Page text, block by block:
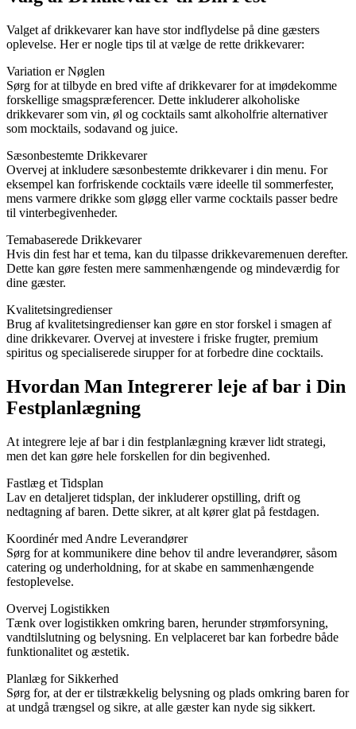
Valget af drikkevarer kan have stor indflydelse på dine gæsters
oplevelse. Her er nogle tips til at vælge de rette drikkevarer:
Variation er Nøglen
Sørg for at tilbyde en bred vifte af drikkevarer for at imødekomme
forskellige smagspræferencer. Dette inkluderer alkoholiske
drikkevarer som vin, øl og cocktails samt alkoholfrie alternativer
som mocktails, sodavand og juice.
Sæsonbestemte Drikkevarer
Overvej at inkludere sæsonbestemte drikkevarer i din menu. For
eksempel kan forfriskende cocktails være ideelle til sommerfester,
mens varmere drikke som gløgg eller varme cocktails passer bedre
til vinterbegivenheder.
Temabaserede Drikkevarer
Hvis din fest har et tema, kan du tilpasse drikkevaremenuen derefter.
Dette kan gøre festen mere sammenhængende og mindeværdig for
dine gæster.
Kvalitetsingredienser
Brug af kvalitetsingredienser kan gøre en stor forskel i smagen af
dine drikkevarer. Overvej at investere i friske frugter, premium
spiritus og specialiserede sirupper for at forbedre dine cocktails.
Hvordan Man Integrerer leje af bar i Din
Festplanlægning
At integrere leje af bar i din festplanlægning kræver lidt strategi,
men det kan gøre hele forskellen for din begivenhed.
Fastlæg et Tidsplan
Lav en detaljeret tidsplan, der inkluderer opstilling, drift og
nedtagning af baren. Dette sikrer, at alt kører glat på festdagen.
Koordinér med Andre Leverandører
Sørg for at kommunikere dine behov til andre leverandører, såsom
catering og underholdning, for at skabe en sammenhængende
festoplevelse.
Overvej Logistikken
Tænk over logistikken omkring baren, herunder strømforsyning,
vandtilslutning og belysning. En velplaceret bar kan forbedre både
funktionalitet og æstetik.
Planlæg for Sikkerhed
Sørg for, at der er tilstrækkelig belysning og plads omkring baren for
at undgå trængsel og sikre, at alle gæster kan nyde sig sikkert.